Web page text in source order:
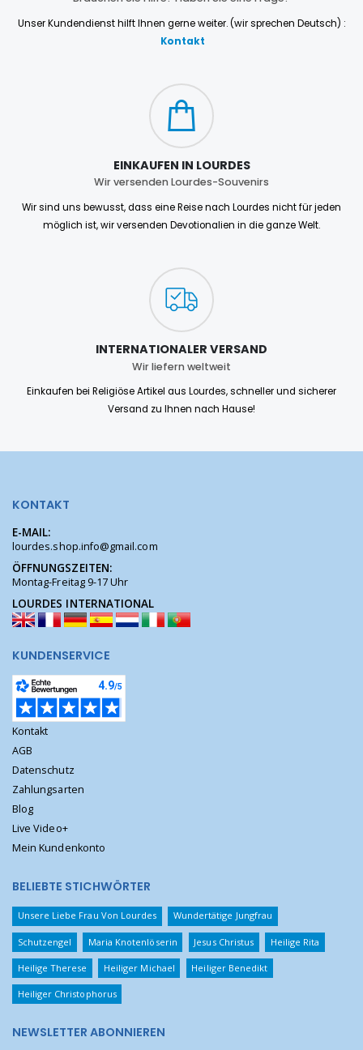
Unser Kundendienst hilft Ihnen gerne weiter. (wir sprechen Deutsch) :
Kontakt
EINKAUFEN IN LOURDES
Wir versenden Lourdes-Souvenirs
Wir sind uns bewusst, dass eine Reise nach Lourdes nicht für jeden
möglich ist, wir versenden Devotionalien in die ganze Welt.
INTERNATIONALER VERSAND
Wir liefern weltweit
Einkaufen bei Religiöse Artikel aus Lourdes, schneller und sicherer
Versand zu Ihnen nach Hause!
KONTAKT
E-MAIL:
lourdes.shop.info@gmail.com
ÖFFNUNGSZEITEN:
Montag-Freitag 9-17 Uhr
LOURDES INTERNATIONAL
KUNDENSERVICE
Kontakt
AGB
Datenschutz
Zahlungsarten
Blog
Live Video+
Mein Kundenkonto
BELIEBTE STICHWÖRTER
Unsere Liebe Frau Von Lourdes Wundertätige Jungfrau
Schutzengel Maria Knotenlöserin Jesus Christus Heilige Rita
Heilige Therese Heiliger Michael Heiliger Benedikt
Heiliger Christophorus
NEWSLETTER ABONNIEREN